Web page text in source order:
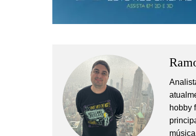
hobby